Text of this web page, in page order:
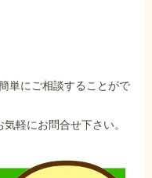
単にご相談することがで
軽にお問合せ下さい。